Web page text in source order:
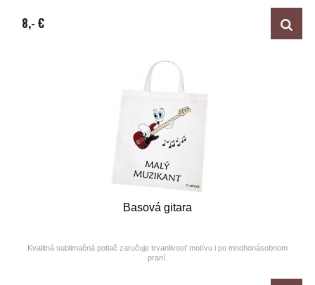
8,- €
Basová gitara
Kvalitná sublimačná potlač zaručuje trvanlivosť motívu i po mnohonásobnom
praní.